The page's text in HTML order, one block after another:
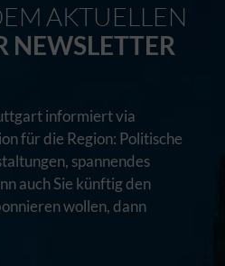
AKTUELLEN
NEWSLETTER
informiert via
für die Region: Politische
spannendes
auch Sie künftig den
wollen, dann